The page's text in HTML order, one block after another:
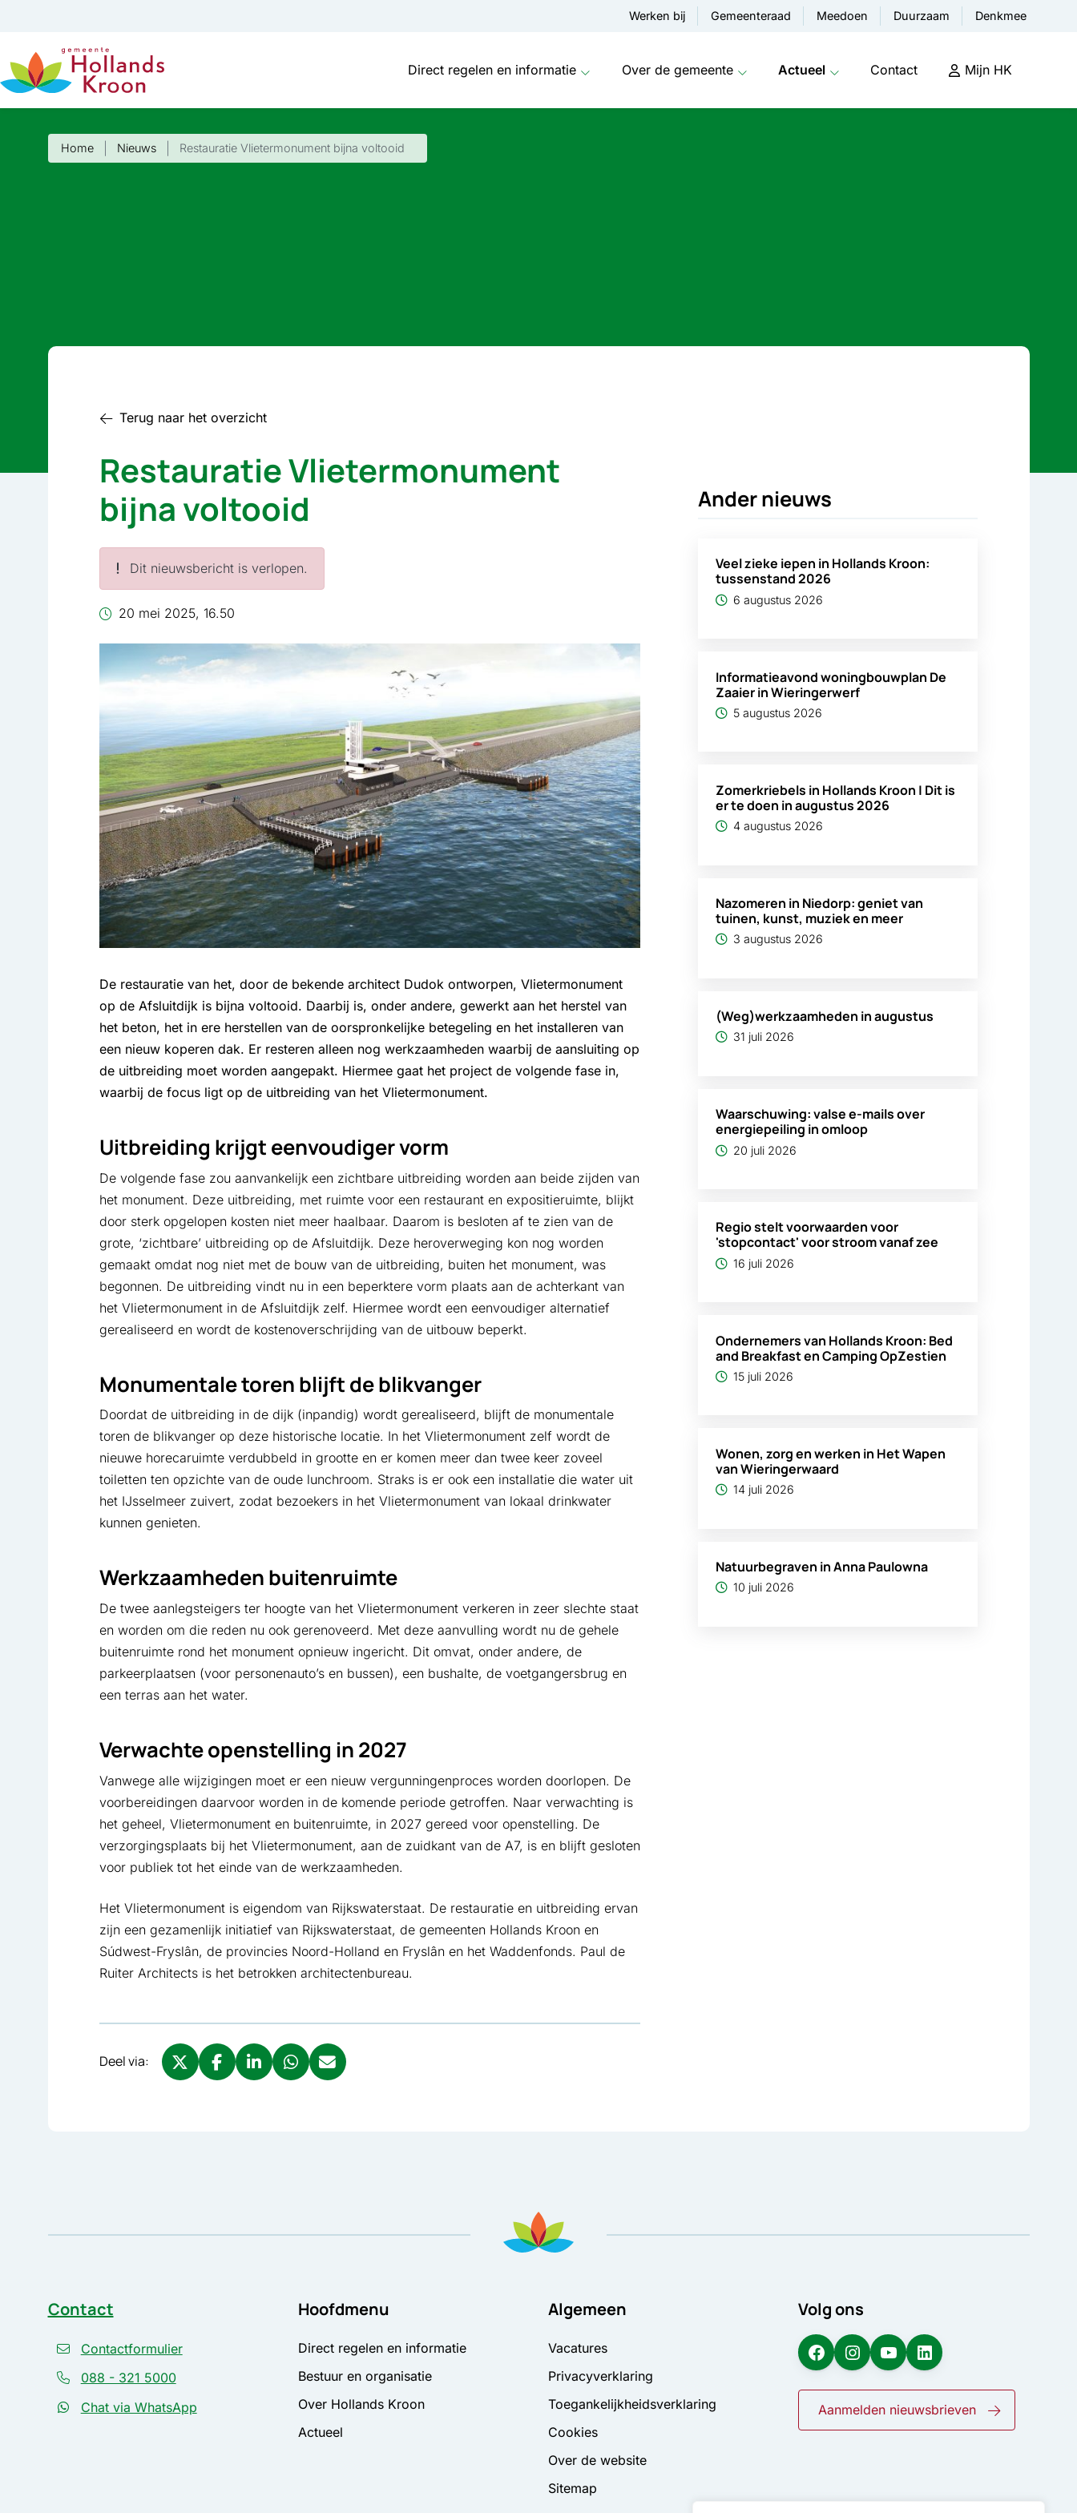
Werken bij Gemeenteraad Meedoen Duurzaam Denkmee
Direct regelen en informatie Over de gemeente Actueel Contact Mijn HK
Home Nieuws Restauratie Vlietermonument bijna voltooid
Terug naar het overzicht
Restauratie Vlietermonument
bijna voltooid
Dit nieuwsbericht is verlopen.
20 mei 2025, 16.50
De restauratie van het, door de bekende architect Dudok ontworpen, Vlietermonument
op de Afsluitdijk is bijna voltooid. Daarbij is, onder andere, gewerkt aan het herstel van
het beton, het in ere herstellen van de oorspronkelijke betegeling en het installeren van
een nieuw koperen dak. Er resteren alleen nog werkzaamheden waarbij de aansluiting op
de uitbreiding moet worden aangepakt. Hiermee gaat het project de volgende fase in,
waarbij de focus ligt op de uitbreiding van het Vlietermonument.
Uitbreiding krijgt eenvoudiger vorm
De volgende fase zou aanvankelijk een zichtbare uitbreiding worden aan beide zijden van
het monument. Deze uitbreiding, met ruimte voor een restaurant en expositieruimte, blijkt
door sterk opgelopen kosten niet meer haalbaar. Daarom is besloten af te zien van de
grote, ‘zichtbare’ uitbreiding op de Afsluitdijk. Deze heroverweging kon nog worden
gemaakt omdat nog niet met de bouw van de uitbreiding, buiten het monument, was
begonnen. De uitbreiding vindt nu in een beperktere vorm plaats aan de achterkant van
het Vlietermonument in de Afsluitdijk zelf. Hiermee wordt een eenvoudiger alternatief
gerealiseerd en wordt de kostenoverschrijding van de uitbouw beperkt.
Monumentale toren blijft de blikvanger
Doordat de uitbreiding in de dijk (inpandig) wordt gerealiseerd, blijft de monumentale
toren de blikvanger op deze historische locatie. In het Vlietermonument zelf wordt de
nieuwe horecaruimte verdubbeld in grootte en er komen meer dan twee keer zoveel
toiletten ten opzichte van de oude lunchroom. Straks is er ook een installatie die water uit
het IJsselmeer zuivert, zodat bezoekers in het Vlietermonument van lokaal drinkwater
kunnen genieten.
Werkzaamheden buitenruimte
De twee aanlegsteigers ter hoogte van het Vlietermonument verkeren in zeer slechte staat
en worden om die reden nu ook gerenoveerd. Met deze aanvulling wordt nu de gehele
buitenruimte rond het monument opnieuw ingericht. Dit omvat, onder andere, de
parkeerplaatsen (voor personenauto’s en bussen), een bushalte, de voetgangersbrug en
een terras aan het water.
Verwachte openstelling in 2027
Vanwege alle wijzigingen moet er een nieuw vergunningenproces worden doorlopen. De
voorbereidingen daarvoor worden in de komende periode getroffen. Naar verwachting is
het geheel, Vlietermonument en buitenruimte, in 2027 gereed voor openstelling. De
verzorgingsplaats bij het Vlietermonument, aan de zuidkant van de A7, is en blijft gesloten
voor publiek tot het einde van de werkzaamheden.
Het Vlietermonument is eigendom van Rijkswaterstaat. De restauratie en uitbreiding ervan
zijn een gezamenlijk initiatief van Rijkswaterstaat, de gemeenten Hollands Kroon en
Súdwest-Fryslân, de provincies Noord-Holland en Fryslân en het Waddenfonds. Paul de
Ruiter Architects is het betrokken architectenbureau.
Deel via:
Ander nieuws
Veel zieke iepen in Hollands Kroon:
tussenstand 2026
6 augustus 2026
Informatieavond woningbouwplan De
Zaaier in Wieringerwerf
5 augustus 2026
Zomerkriebels in Hollands Kroon | Dit is
er te doen in augustus 2026
4 augustus 2026
Nazomeren in Niedorp: geniet van
tuinen, kunst, muziek en meer
3 augustus 2026
(Weg)werkzaamheden in augustus
31 juli 2026
Waarschuwing: valse e-mails over
energiepeiling in omloop
20 juli 2026
Regio stelt voorwaarden voor
'stopcontact' voor stroom vanaf zee
16 juli 2026
Ondernemers van Hollands Kroon: Bed
and Breakfast en Camping OpZestien
15 juli 2026
Wonen, zorg en werken in Het Wapen
van Wieringerwaard
14 juli 2026
Natuurbegraven in Anna Paulowna
10 juli 2026
Contact
Contactformulier
088 - 321 5000
Chat via WhatsApp
Hoofdmenu
Direct regelen en informatie
Bestuur en organisatie
Over Hollands Kroon
Actueel
Algemeen
Vacatures
Privacyverklaring
Toegankelijkheidsverklaring
Cookies
Over de website
Sitemap
Volg ons
Facebook
Instagram
YouTubeLinkedIn
Aanmelden nieuwsbrieven